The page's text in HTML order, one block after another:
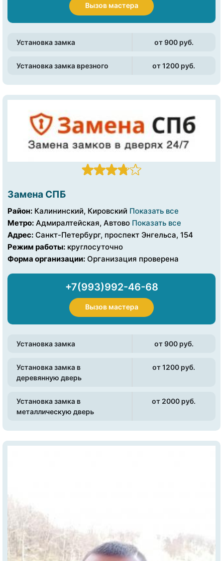
Вызов мастера
Установка замка от 900 pуб.
Установка замка врезного от 1200 pуб.
Замена СПБ
Район: Калининский, Кировский Показать все
Метро: Адмиралтейская, Автово Показать все
Адрес: Санкт-Петербург, проспект Энгельса, 154
Режим работы: круглосуточно
Форма организации: Организация проверена
+7(993)992-46-68
Вызов мастера
Установка замка от 900 pуб.
Установка замка в
деревянную дверь
от 1200 pуб.
Установка замка в
металлическую дверь
от 2000 pуб.